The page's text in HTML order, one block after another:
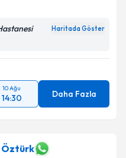
ilişkin
verilerimin belirtilen
ediyorum.
Gönder
Haritada Göster
10 Ağu
14:30 Daha Fazla
Öztürk